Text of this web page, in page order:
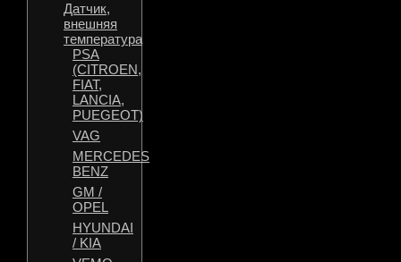
Датчик,
внешняя
температура
PSA
(CITROEN,
FIAT,
LANCIA,
PUEGEOT)
VAG
MERCEDES
BENZ
GM /
OPEL
HYUNDAI
/ KIA